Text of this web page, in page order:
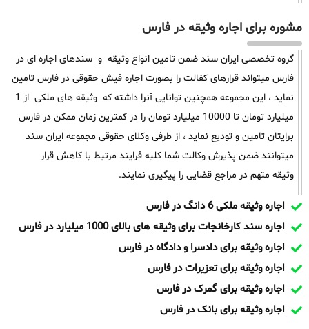
مشوره برای اجاره وثیقه در فارس
گروه تخصصی ایران سند ضمن تامین انواع وثیقه و سندهای اجاره ای در
فارس میتواند قرارهای کفالت را بصورت اجاره فیش حقوقی در فارس تامین
نماید ، این مجموعه همچنین توانایی آنرا داشته که وثیقه های ملکی از 1
میلیارد تومان تا 10000 میلیارد تومان را در کمترین زمان ممکن در فارس
برایتان تامین و تودیع نماید ، از طرفی وکلای حقوقی مجموعه ایران سند
میتوانند ضمن پذیرش وکالت شما کلیه فرایند مرتبط با کاهش قرار
وثیقه متهم در مراجع قضایی را پیگیری نمایند.
اجاره وثیقه ملکی 6 دانگ در فارس
اجاره سند کارخانجات برای وثیقه های بالای 1000 میلیارد در فارس
اجاره وثیقه برای دادسرا و دادگاه در فارس
اجاره وثیقه برای تعزیرات در فارس
اجاره وثیقه برای گمرک در فارس
اجاره وثیقه برای بانک در فارس